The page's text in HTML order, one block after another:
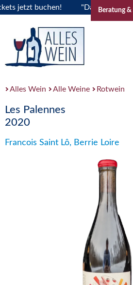
jetzt buchen! "Das Beratung
Alles Wein Alle Weine Rotwein
Les Palennes
2020
Francois Saint Lô, Berrie Loire